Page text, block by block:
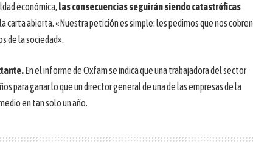
económica, las consecuencias seguirán siendo catastróficas
carta abierta. «Nuestra petición es simple: les pedimos que nos cobren
de la sociedad».
En el informe de Oxfam se indica que una trabajadora del sector
para ganar lo que un director general de una de las empresas de la
en tan solo un año.